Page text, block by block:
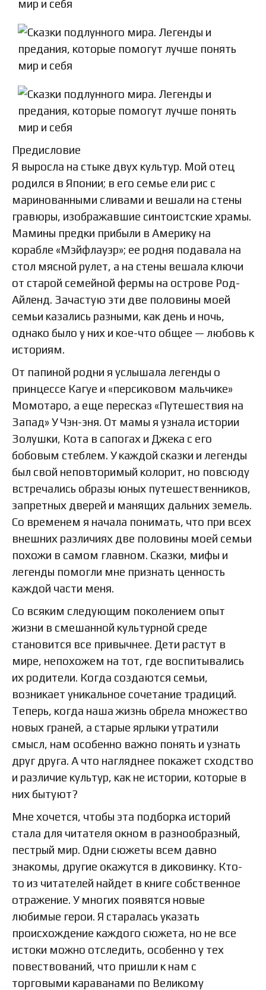
Предисловие
Я выросла на стыке двух культур. Мой отец
родился в Японии; в его семье ели рис с
маринованными сливами и вешали на стены
гравюры, изображавшие синтоистские храмы.
Мамины предки прибыли в Америку на
корабле «Мэйфлауэр»; ее родня подавала на
стол мясной рулет, а на стены вешала ключи
от старой семейной фермы на острове Род-
Айленд. Зачастую эти две половины моей
семьи казались разными, как день и ночь,
однако было у них и кое-что общее — любовь к
историям.
От папиной родни я услышала легенды о
принцессе Кагуе и «персиковом мальчике»
Момотаро, а еще пересказ «Путешествия на
Запад» У Чэн-эня. От мамы я узнала истории
Золушки, Кота в сапогах и Джека с его
бобовым стеблем. У каждой сказки и легенды
был свой неповторимый колорит, но повсюду
встречались образы юных путешественников,
запретных дверей и манящих дальних земель.
Со временем я начала понимать, что при всех
внешних различиях две половины моей семьи
похожи в самом главном. Сказки, мифы и
легенды помогли мне признать ценность
каждой части меня.
Со всяким следующим поколением опыт
жизни в смешанной культурной среде
становится все привычнее. Дети растут в
мире, непохожем на тот, где воспитывались
их родители. Когда создаются семьи,
возникает уникальное сочетание традиций.
Теперь, когда наша жизнь обрела множество
новых граней, а старые ярлыки утратили
смысл, нам особенно важно понять и узнать
друг друга. А что нагляднее покажет сходство
и различие культур, как не истории, которые в
них бытуют?
Мне хочется, чтобы эта подборка историй
стала для читателя окном в разнообразный,
пестрый мир. Одни сюжеты всем давно
знакомы, другие окажутся в диковинку. Кто-
то из читателей найдет в книге собственное
отражение. У многих появятся новые
любимые герои. Я старалась указать
происхождение каждого сюжета, но не все
истоки можно отследить, особенно у тех
повествований, что пришли к нам с
торговыми караванами по Великому